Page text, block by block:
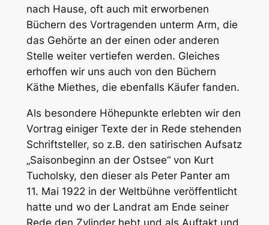
nach Hause, oft auch mit erworbenen
Büchern des Vortragenden unterm Arm, die
das Gehörte an der einen oder anderen
Stelle weiter vertiefen werden. Gleiches
erhoffen wir uns auch von den Büchern
Käthe Miethes, die ebenfalls Käufer fanden.
Als besondere Höhepunkte erlebten wir den
Vortrag einiger Texte der in Rede stehenden
Schriftsteller, so z.B. den satirischen Aufsatz
„Saisonbeginn an der Ostsee“ von Kurt
Tucholsky, den dieser als Peter Panter am
11. Mai 1922 in der Weltbühne veröffentlicht
hatte und wo der Landrat am Ende seiner
Rede den Zylinder hebt und als Auftakt und